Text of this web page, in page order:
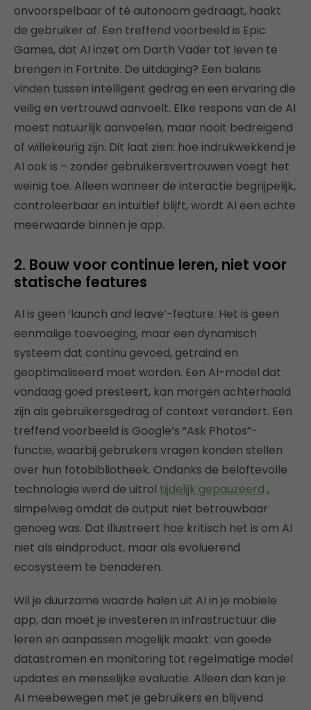
onvoorspelbaar of té autonoom gedraagt, haakt
de gebruiker af. Een treffend voorbeeld is Epic
Games, dat AI inzet om Darth Vader tot leven te
brengen in Fortnite. De uitdaging? Een balans
vinden tussen intelligent gedrag en een ervaring die
veilig en vertrouwd aanvoelt. Elke respons van de AI
moest natuurlijk aanvoelen, maar nooit bedreigend
of willekeurig zijn. Dit laat zien: hoe indrukwekkend je
AI ook is – zonder gebruikersvertrouwen voegt het
weinig toe. Alleen wanneer de interactie begrijpelijk,
controleerbaar en intuïtief blijft, wordt AI een echte
meerwaarde binnen je app.
2. Bouw voor continue leren, niet voor
statische features
AI is geen ‘launch and leave’-feature. Het is geen
eenmalige toevoeging, maar een dynamisch
systeem dat continu gevoed, getraind en
geoptimaliseerd moet worden. Een AI-model dat
vandaag goed presteert, kan morgen achterhaald
zijn als gebruikersgedrag of context verandert. Een
treffend voorbeeld is Google’s “Ask Photos”-
functie, waarbij gebruikers vragen konden stellen
over hun fotobibliotheek. Ondanks de beloftevolle
technologie werd de uitrol tijdelijk gepauzeerd ,
simpelweg omdat de output niet betrouwbaar
genoeg was. Dat illustreert hoe kritisch het is om AI
niet als eindproduct, maar als evoluerend
ecosysteem te benaderen.
Wil je duurzame waarde halen uit AI in je mobiele
app, dan moet je investeren in infrastructuur die
leren en aanpassen mogelijk maakt: van goede
datastromen en monitoring tot regelmatige model
updates en menselijke evaluatie. Alleen dan kan je
AI meebewegen met je gebruikers en blijvend